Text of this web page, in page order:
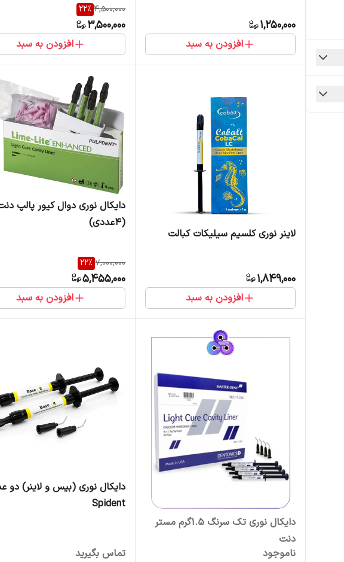
1,250,000
افزودن به سبد
4,500,000
22%
3,500,000
افزودن به سبد
لاینر نوری کلسیم سیلیکات کبالت
1,849,000
افزودن به سبد
دایکال نوری دوال کیور پالپ
(4عددی)
7,000,000
22%
5,455,000
افزودن به سبد
دایکال نوری تک سرنگ 1.5گرم مستر
دنت
ناموجود
دایکال نوری (بیس و لاینر) دو
Spident
تماس بگیرید